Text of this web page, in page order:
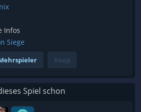
Infos
Siege
Koop
Spiel schon